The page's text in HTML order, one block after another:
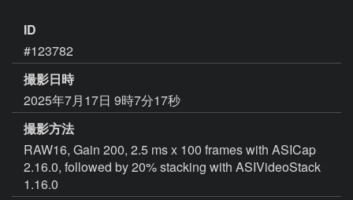
ID
#123782
撮影日時
2025年7月17日 9時7分17秒
撮影方法
RAW16, Gain 200, 2.5 ms x 100 frames with ASICap
2.16.0, followed by 20% stacking with ASIVideoStack
1.16.0